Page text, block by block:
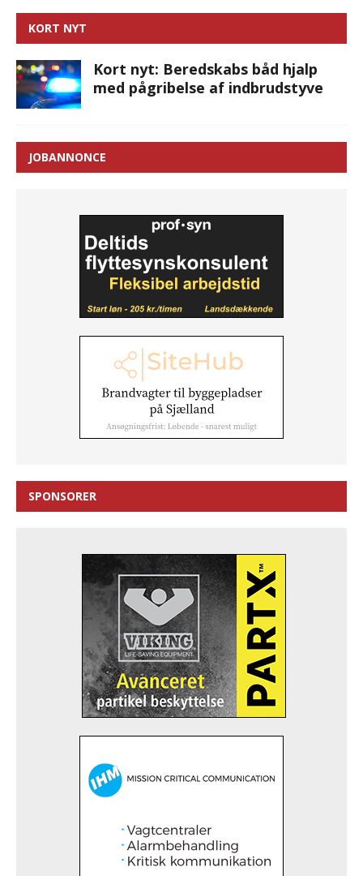
KORT NYT
Kort nyt: Beredskabs båd hjalp
med pågribelse af indbrudstyve
JOBANNONCE
SPONSORER